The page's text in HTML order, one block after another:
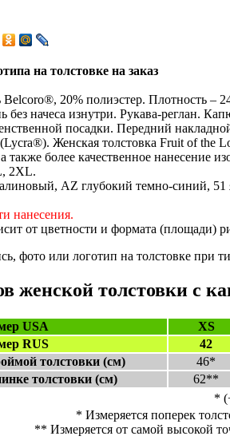
на толстовке на заказ
20% полиэстер. Плотность –
без начеса изнутри. Рукава-реглан.
посадки. Передний
Женская толстовка Fruit of the
также более качественное нанесение
2XL.
AZ глубокий темно-синий,
нанесения.
от цветности и формата (площади)
фото или логотип на толстовке при
женской толстовки с
USA XS
RUS
42
толстовки (см)
46*
толстовки (см)
62**
*
* Измеряется поперек
** Измеряется от самой высокой